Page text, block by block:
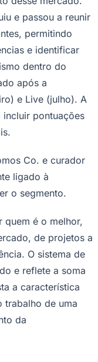
e passou a reunir
permitindo
e identificar
dentro do
após a
e Live (julho). A
pontuações
Co. e curador
ligado à
o segmento.
quem é o melhor,
de projetos a
O sistema de
e reflete a soma
a característica
trabalho de uma
da